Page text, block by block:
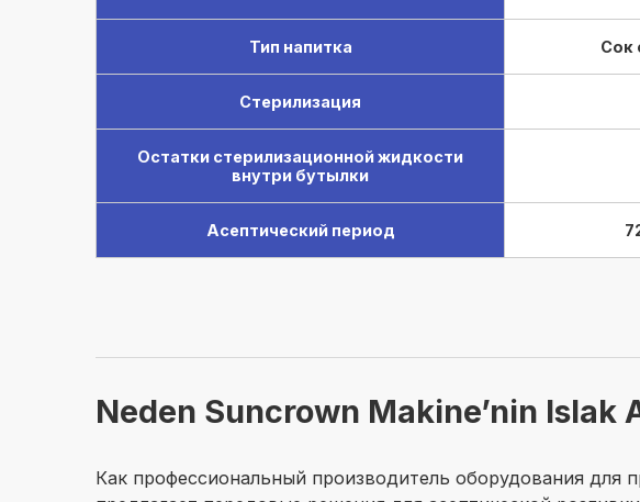
Тип напитка Сок
Стерилизация
Остатки стерилизационной жидкости
внутри бутылки
Асептический период
Neden Suncrown Makine’nin
Как профессиональный производитель оборудования для